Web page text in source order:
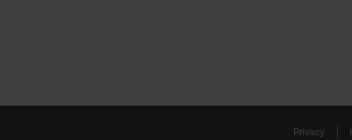
Privacy